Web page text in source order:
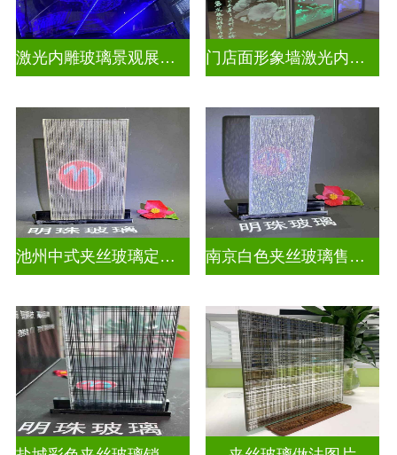
激光内雕玻璃景观展示发光玻璃 门店面形象墙激光内雕护栏玻璃
池州中式夹丝玻璃定做厂 南京白色夹丝玻璃售价多少